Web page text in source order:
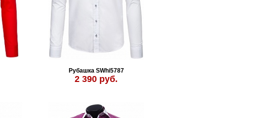
Рубашка SWhi5787
2 390 руб.